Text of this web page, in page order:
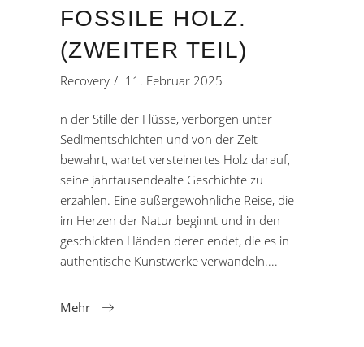
FOSSILE HOLZ.
(ZWEITER TEIL)
Recovery 11. Februar 2025
n der Stille der Flüsse, verborgen unter
Sedimentschichten und von der Zeit
bewahrt, wartet versteinertes Holz darauf,
seine jahrtausendealte Geschichte zu
erzählen. Eine außergewöhnliche Reise, die
im Herzen der Natur beginnt und in den
geschickten Händen derer endet, die es in
authentische Kunstwerke verwandeln.
Mehr